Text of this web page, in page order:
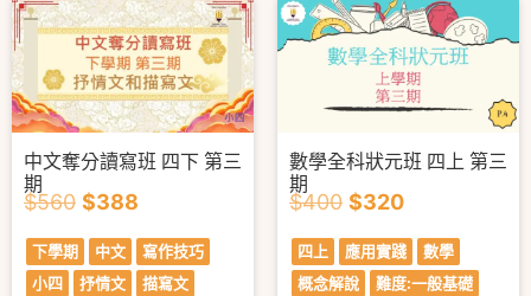
中文奪分讀寫班 四下 第三
期
$560 $388
下學期 中文
寫作技巧
小四
抒情文
描寫文
數學全科狀元班 四上 第三
期
$400 $320
四上 應用實踐
數學
概念解說
難度:一般基礎